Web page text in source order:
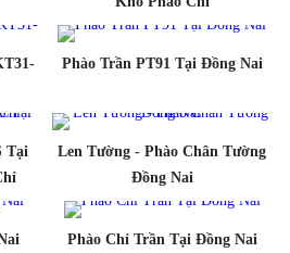
Phào Trần PT91 Tại Đồng Nai
Tại
Len Tường - Phào Chân Tường
Đồng Nai
Phào Chỉ Trần Tại Đồng Nai